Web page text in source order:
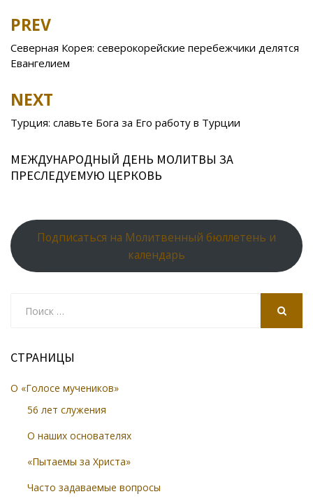
b
o
o
kl
as
ki
u
r
st u A
p
Post
navigation
PREV
Северная Корея: северокорейские перебежчики делятся
Евангелием
NEXT
Турция: славьте Бога за Его работу в Турции
МЕЖДУНАРОДНЫЙ ДЕНЬ МОЛИТВЫ ЗА
ПРЕСЛЕДУЕМУЮ ЦЕРКОВЬ
Подписаться на Молитвенный бюллетень и
календарь
СТРАНИЦЫ
О «Голосе мучеников»
56 лет служения
О наших основателях
«Пытаемы за Христа»
Часто задаваемые вопросы